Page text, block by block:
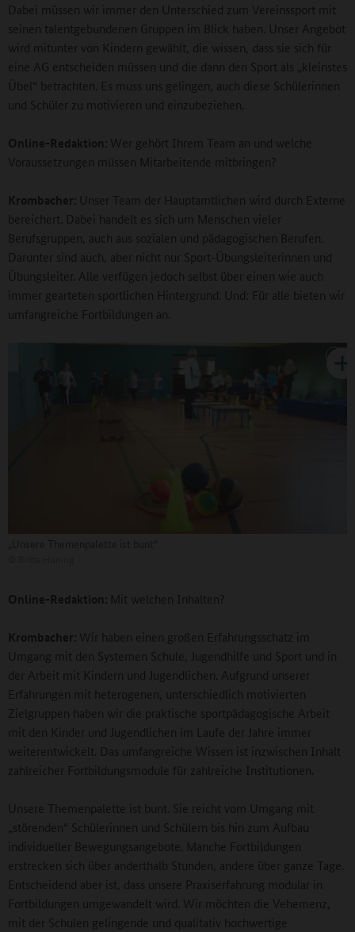
Dabei müssen wir immer den Unterschied zum Vereinssport mit
seinen talentgebundenen Gruppen im Blick haben. Unser Angebot
wird mitunter von Kindern gewählt, die wissen, dass sie sich für
eine AG entscheiden müssen und die dann den Sport als „kleinstes
Übel“ betrachten. Es muss uns gelingen, auch diese Schülerinnen
und Schüler zu motivieren und einzubeziehen.
Online-Redaktion: Wer gehört Ihrem Team an und welche
Voraussetzungen müssen Mitarbeitende mitbringen?
Krombacher: Unser Team der Hauptamtlichen wird durch Externe
bereichert. Dabei handelt es sich um Menschen vieler
Berufsgruppen, auch aus sozialen und pädagogischen Berufen.
Darunter sind auch, aber nicht nur Sport-Übungsleiterinnen und
Übungsleiter. Alle verfügen jedoch selbst über einen wie auch
immer gearteten sportlichen Hintergrund. Und: Für alle bieten wir
umfangreiche Fortbildungen an.
Online-Redaktion: Mit welchen Inhalten?
Krombacher: Wir haben einen großen Erfahrungsschatz im
Umgang mit den Systemen Schule, Jugendhilfe und Sport und in
der Arbeit mit Kindern und Jugendlichen. Aufgrund unserer
Erfahrungen mit heterogenen, unterschiedlich motivierten
Zielgruppen haben wir die praktische sportpädagogische Arbeit
mit den Kinder und Jugendlichen im Laufe der Jahre immer
weiterentwickelt. Das umfangreiche Wissen ist inzwischen Inhalt
zahlreicher Fortbildungsmodule für zahlreiche Institutionen.
Unsere Themenpalette ist bunt. Sie reicht vom Umgang mit
„störenden“ Schülerinnen und Schülern bis hin zum Aufbau
individueller Bewegungsangebote. Manche Fortbildungen
erstrecken sich über anderthalb Stunden, andere über ganze Tage.
Entscheidend aber ist, dass unsere Praxiserfahrung modular in
Fortbildungen umgewandelt wird. Wir möchten die Vehemenz,
mit der Schulen gelingende und qualitativ hochwertige